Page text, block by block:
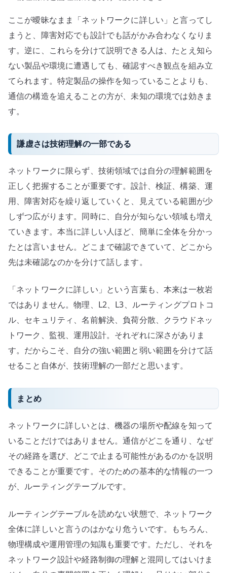
ここが曖昧なまま「ネットワークに詳しい」と言ってし
まうと、障害対応でも設計でも話がかみ合わなくなりま
す。逆に、これらを分けて説明できる人は、たとえ知ら
ない製品や環境に遭遇しても、確認すべき観点を組み立
てられます。特定製品の操作を知っていることよりも、
通信の構造を追えることの方が、未知の環境では効きま
す。
謙虚さは技術理解の一部である
ネットワークに限らず、技術領域では自分の理解範囲を
正しく把握することが重要です。設計、検証、構築、運
用、障害対応を繰り返していくと、見えている範囲が少
しずつ広がります。同時に、自分が知らない領域も増え
ていきます。本当に詳しい人ほど、簡単に全体を分かっ
たとは言いません。どこまで確認できていて、どこから
先は未確認なのかを分けて話します。
「ネットワークに詳しい」という言葉も、本来は一枚岩
ではありません。物理、L2、L3、ルーティングプロトコ
ル、セキュリティ、名前解決、負荷分散、クラウドネッ
トワーク、監視、運用設計。それぞれに深さがありま
す。だからこそ、自分の強い範囲と弱い範囲を分けて話
せること自体が、技術理解の一部だと思います。
まとめ
ネットワークに詳しいとは、機器の場所や配線を知って
いることだけではありません。通信がどこを通り、なぜ
その経路を選び、どこで止まる可能性があるのかを説明
できることが重要です。そのための基本的な情報の一つ
が、ルーティングテーブルです。
ルーティングテーブルを読めない状態で、ネットワーク
全体に詳しいと言うのはかなり危ういです。もちろん、
物理構成や運用管理の知識も重要です。ただし、それを
ネットワーク設計や経路制御の理解と混同してはいけま